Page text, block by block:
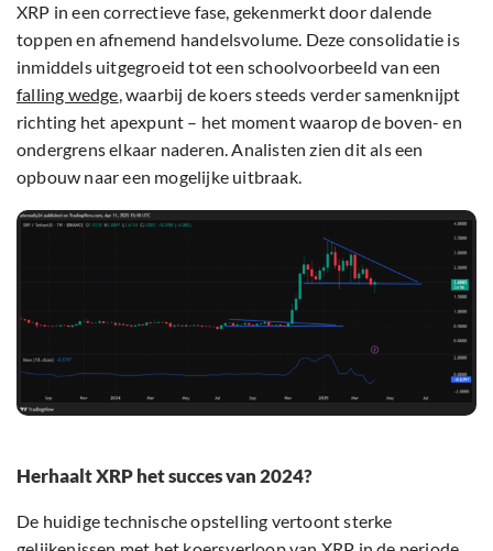
XRP in een correctieve fase, gekenmerkt door dalende
toppen en afnemend handelsvolume. Deze consolidatie is
inmiddels uitgegroeid tot een schoolvoorbeeld van een
falling wedge, waarbij de koers steeds verder samenknijpt
richting het apexpunt – het moment waarop de boven- en
ondergrens elkaar naderen. Analisten zien dit als een
opbouw naar een mogelijke uitbraak.
Herhaalt XRP het succes van 2024?
De huidige technische opstelling vertoont sterke